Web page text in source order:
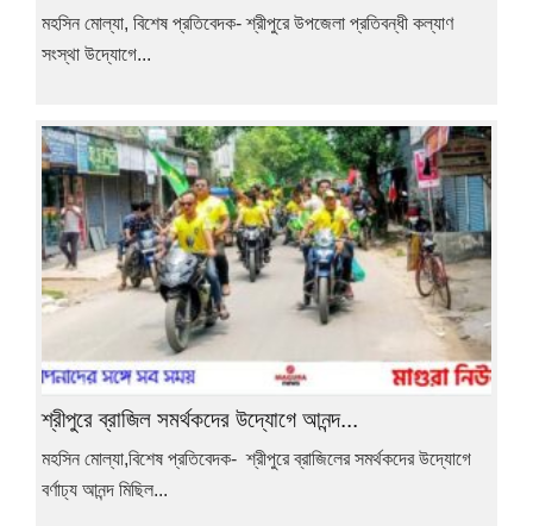
মহসিন মোল্যা, বিশেষ প্রতিবেদক- শ্রীপুরে উপজেলা প্রতিবন্ধী কল্যাণ
সংস্থা উদ্যোগে...
শ্রীপুরে ব্রাজিল সমর্থকদের উদ্যোগে আনন্দ...
মহসিন মোল্যা,বিশেষ প্রতিবেদক- শ্রীপুরে ব্রাজিলের সমর্থকদের উদ্যোগে
বর্ণাঢ্য আনন্দ মিছিল...